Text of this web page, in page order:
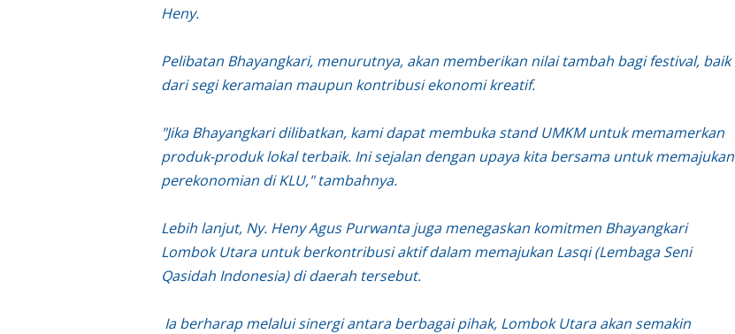
Heny.
Pelibatan Bhayangkari, menurutnya, akan memberikan nilai tambah bagi festival, baik
dari segi keramaian maupun kontribusi ekonomi kreatif.
"Jika Bhayangkari dilibatkan, kami dapat membuka stand UMKM untuk memamerkan
produk-produk lokal terbaik. Ini sejalan dengan upaya kita bersama untuk memajukan
perekonomian di KLU," tambahnya.
Lebih lanjut, Ny. Heny Agus Purwanta juga menegaskan komitmen Bhayangkari
Lombok Utara untuk berkontribusi aktif dalam memajukan Lasqi (Lembaga Seni
Qasidah Indonesia) di daerah tersebut.
Ia berharap melalui sinergi antara berbagai pihak, Lombok Utara akan semakin